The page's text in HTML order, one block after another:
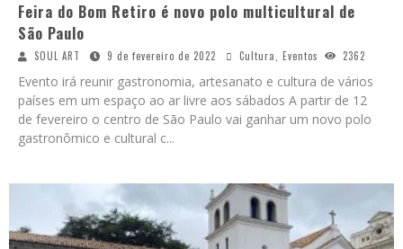
Feira do Bom Retiro é novo polo multicultural de
São Paulo
SOUL ART 9 de fevereiro de 2022 Cultura, Eventos 2362
Evento irá reunir gastronomia, artesanato e cultura de vários
países em um espaço ao ar livre aos sábados A partir de 12
de fevereiro o centro de São Paulo vai ganhar um novo polo
gastronômico e cultural c...